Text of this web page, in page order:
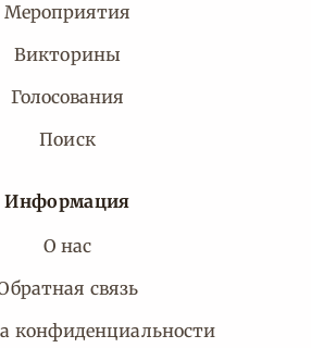
Мероприятия
Викторины
Голосования
Поиск
Информация
О нас
связь
конфиденциальности